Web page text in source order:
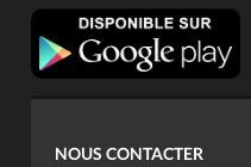
NOUS CONTACTER